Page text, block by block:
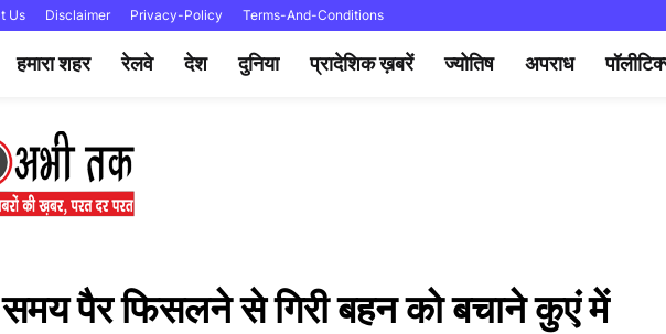
Us Disclaimer Privacy-Policy Terms-And-Conditions
हमारा शहर रेलवे देश दुनिया प्रादेशिक ख़बरें ज्योतिष अपराध
समय पैर फिसलने से गिरी बहन को बचाने कुएं में